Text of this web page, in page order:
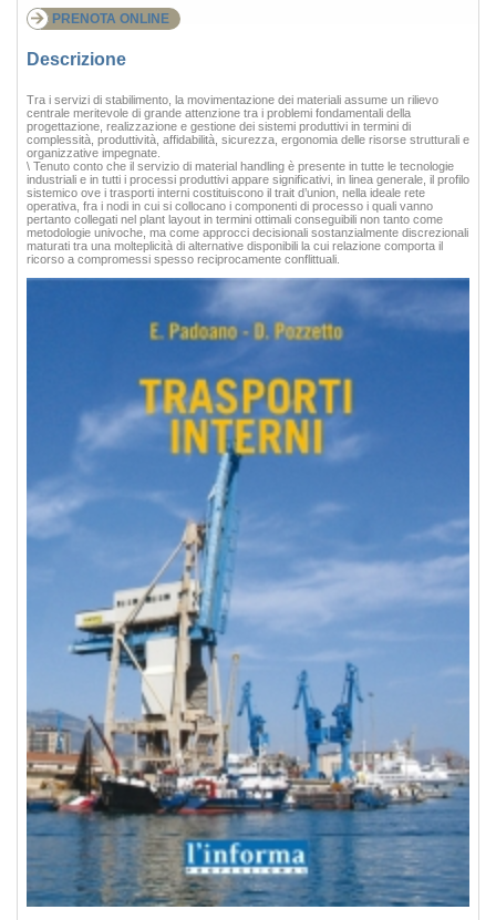
PRENOTA ONLINE
Descrizione
Tra i servizi di stabilimento, la movimentazione dei materiali assume un rilievo
centrale meritevole di grande attenzione tra i problemi fondamentali della
progettazione, realizzazione e gestione dei sistemi produttivi in termini di
complessità, produttività, affidabilità, sicurezza, ergonomia delle risorse strutturali e
organizzative impegnate.
\ Tenuto conto che il servizio di material handling è presente in tutte le tecnologie
industriali e in tutti i processi produttivi appare significativi, in linea generale, il profilo
sistemico ove i trasporti interni costituiscono il trait d’union, nella ideale rete
operativa, fra i nodi in cui si collocano i componenti di processo i quali vanno
pertanto collegati nel plant layout in termini ottimali conseguibili non tanto come
metodologie univoche, ma come approcci decisionali sostanzialmente discrezionali
maturati tra una molteplicità di alternative disponibili la cui relazione comporta il
ricorso a compromessi spesso reciprocamente conflittuali.